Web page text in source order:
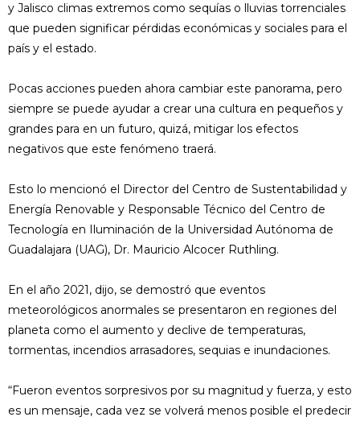
y Jalisco climas extremos como sequías o lluvias torrenciales
que pueden significar pérdidas económicas y sociales para el
país y el estado.
Pocas acciones pueden ahora cambiar este panorama, pero
siempre se puede ayudar a crear una cultura en pequeños y
grandes para en un futuro, quizá, mitigar los efectos
negativos que este fenómeno traerá.
Esto lo mencionó el Director del Centro de Sustentabilidad y
Energía Renovable y Responsable Técnico del Centro de
Tecnología en Iluminación de la Universidad Autónoma de
Guadalajara (UAG), Dr. Mauricio Alcocer Ruthling.
En el año 2021, dijo, se demostró que eventos
meteorológicos anormales se presentaron en regiones del
planeta como el aumento y declive de temperaturas,
tormentas, incendios arrasadores, sequias e inundaciones.
“Fueron eventos sorpresivos por su magnitud y fuerza, y esto
es un mensaje, cada vez se volverá menos posible el predecir